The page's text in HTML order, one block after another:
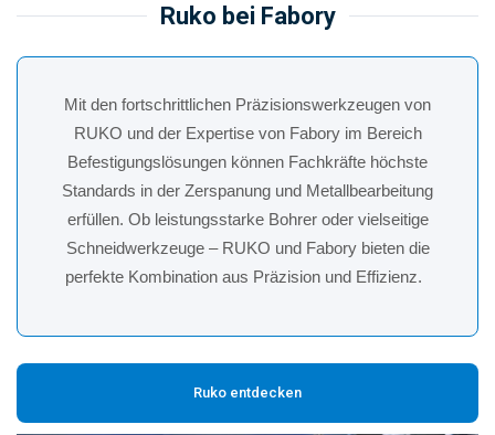
Ruko bei Fabory
Mit den fortschrittlichen Präzisionswerkzeugen von
RUKO und der Expertise von Fabory im Bereich
Befestigungslösungen können Fachkräfte höchste
Standards in der Zerspanung und Metallbearbeitung
erfüllen. Ob leistungsstarke Bohrer oder vielseitige
Schneidwerkzeuge – RUKO und Fabory bieten die
perfekte Kombination aus Präzision und Effizienz.
Ruko entdecken